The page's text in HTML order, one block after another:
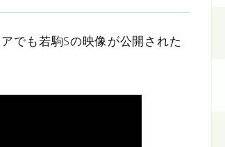
でも若駒Sの映像が公開された